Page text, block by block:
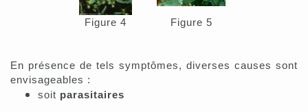
Figure 4 Figure 5
En présence de tels symptômes, diverses causes sont
envisageables :
soit parasitaires